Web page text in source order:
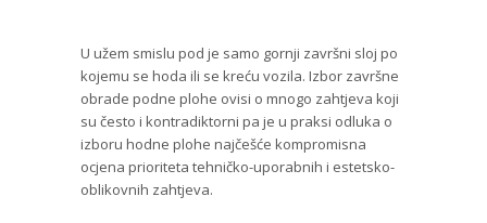
U užem smislu pod je samo gornji završni sloj po
kojemu se hoda ili se kreću vozila. Izbor završne
obrade podne plohe ovisi o mnogo zahtjeva koji
su često i kontradiktorni pa je u praksi odluka o
izboru hodne plohe najčešće kompromisna
ocjena prioriteta tehničko-uporabnih i estetsko-
oblikovnih zahtjeva.